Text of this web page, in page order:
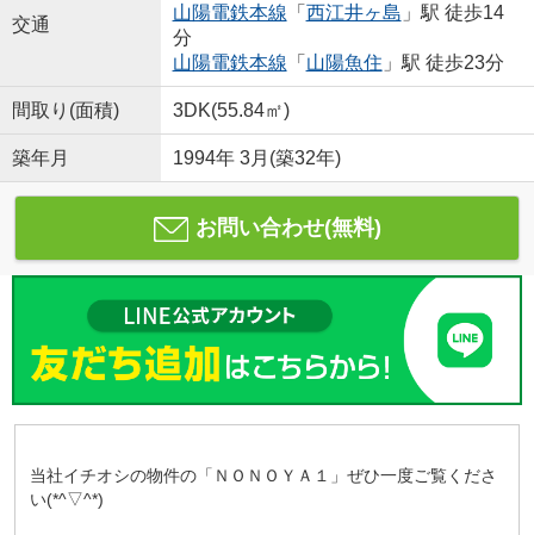
交通
山陽電鉄本線 「 西江井ヶ島 」駅 徒歩14
分
山陽電鉄本線 「 山陽魚住 」駅 徒歩23分
間取り(面積) 3DK(55.84㎡)
築年月 1994年 3月(築32年)
お問い合わせ(無料)
当社イチオシの物件の「ＮＯＮＯＹＡ１」ぜひ一度ご覧くださ
い(*^▽^*)